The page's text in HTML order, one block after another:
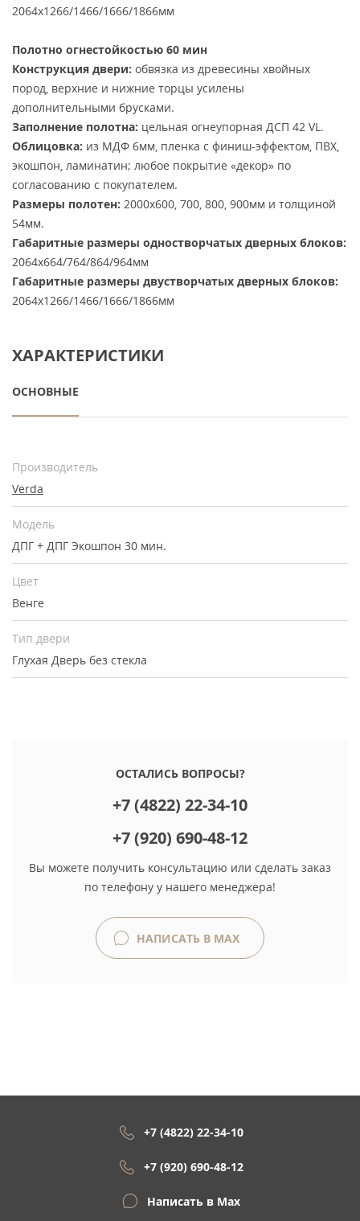
2064х1266/1466/1666/1866мм
Полотно огнестойкостью 60 мин
Конструкция двери: обвязка из древесины хвойных
пород, верхние и нижние торцы усилены
дополнительными брусками.
Заполнение полотна: цельная огнеупорная ДСП 42 VL.
Облицовка: из МДФ 6мм, пленка с финиш-эффектом, ПВХ,
экошпон, ламинатин; любое покрытие «декор» по
согласованию с покупателем.
Размеры полотен: 2000х600, 700, 800, 900мм и толщиной
54мм.
Габаритные размеры одностворчатых дверных блоков:
2064х664/764/864/964мм
Габаритные размеры двустворчатых дверных блоков:
2064х1266/1466/1666/1866мм
ХАРАКТЕРИСТИКИ
ОСНОВНЫЕ
Производитель
Verda
Модель
ДПГ + ДПГ Экошпон 30 мин.
Цвет
Венге
Тип двери
Глухая Дверь без стекла
ОСТАЛИСЬ ВОПРОСЫ?
+7 (4822) 22-34-10
+7 (920) 690-48-12
Вы можете получить консультацию или сделать заказ
по телефону у нашего менеджера!
НАПИСАТЬ В MAX
+7 (4822) 22-34-10
+7 (920) 690-48-12
Написать в Max